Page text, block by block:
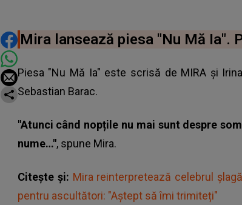
DISTRIBUIE ARTICOLUL
Mira lansează piesa "Nu Mă Ia".
Piesa "Nu Mă Ia" este scrisă de MIRA și
Sebastian Barac.
"Atunci când nopțile nu mai sunt despre
nume…", spune Mira.
Citește și: Mira reinterpretează celebrul
pentru ascultători: "Aștept să îmi trimiteți"